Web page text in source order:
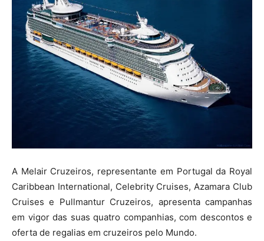
A Melair Cruzeiros, representante em Portugal da Royal
Caribbean International, Celebrity Cruises, Azamara Club
Cruises e Pullmantur Cruzeiros, apresenta campanhas
em vigor das suas quatro companhias, com descontos e
oferta de regalias em cruzeiros pelo Mundo.